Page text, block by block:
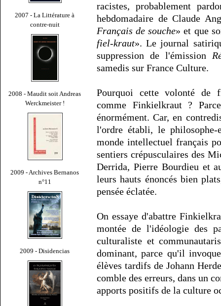
2007 - La Littérature à
contre-nuit
2008 - Maudit soit Andreas
Werckmeister !
2009 - Archives Bernanos
n°11
2009 - Disidencias
racistes, probablement
hebdomadaire de Claude
Français de souche» et que
fiel-kraut». Le journal
suppression de l'émission
samedis sur France Culture.
Pourquoi cette volonté de
comme Finkielkraut ?
énormément. Car, en
l'ordre établi, le philosophe-
monde intellectuel français
sentiers crépusculaires des
Derrida, Pierre Bourdieu et
leurs hauts énoncés bien
pensée éclatée.
On essaye d'abattre
montée de l'idéologie des
culturaliste et
dominant, parce qu'il
élèves tardifs de Johann
comble des erreurs, dans un
apports positifs de la culture